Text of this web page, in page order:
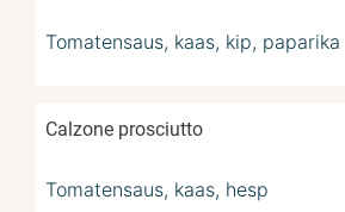
Tomatensaus, kaas, kip, paparika
Calzone prosciutto
Tomatensaus, kaas, hesp